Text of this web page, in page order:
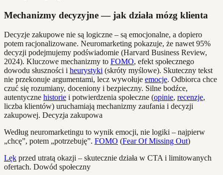
Mechanizmy decyzyjne — jak działa mózg klienta
Decyzje zakupowe nie są logiczne – są emocjonalne, a dopiero
potem racjonalizowane. Neuromarketing pokazuje, że nawet 95%
decyzji podejmujemy podświadomie (Harvard Business Review,
2024). Kluczowe mechanizmy to FOMO, efekt społecznego
dowodu słuszności i heurystyki (skróty myślowe). Skuteczny tekst
nie przekonuje argumentami, lecz wywołuje emocje. Odbiorca chce
czuć się rozumiany, doceniony i bezpieczny. Silne bodźce,
autentyczne historie i potwierdzenia społeczne (opinie, recenzje,
liczba klientów) uruchamiają mechanizmy zaufania i decyzji
zakupowej. Decyzja zakupowa
Według neuromarketingu to wynik emocji, nie logiki – najpierw
„chcę”, potem „potrzebuję”. FOMO (Fear Of Missing Out)
Lęk przed utratą okazji – skutecznie działa w CTA i limitowanych
ofertach. Dowód społeczny